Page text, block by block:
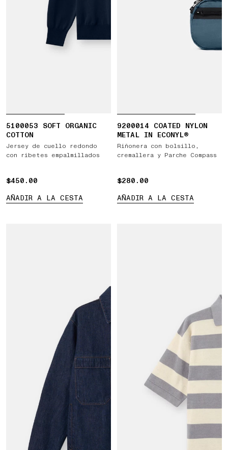
5100053 SOFT ORGANIC
COTTON
Jersey de cuello redondo
con ribetes empalmillados
$450.00
$450.00
AÑADIR A LA CESTA
9200014 COATED NYLON
METAL IN ECONYL®
Riñonera con bolsillo,
cremallera y Parche Compass
$280.00
$280.00
AÑADIR A LA CESTA